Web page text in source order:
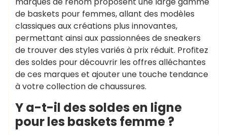
de baskets pour femmes, allant des modèles
classiques aux créations plus innovantes,
permettant ainsi aux passionnées de sneakers
de trouver des styles variés à prix réduit. Profitez
des soldes pour découvrir les offres alléchantes
de ces marques et ajouter une touche tendance
à votre collection de chaussures.
Y a-t-il des soldes en ligne
pour les baskets femme ?